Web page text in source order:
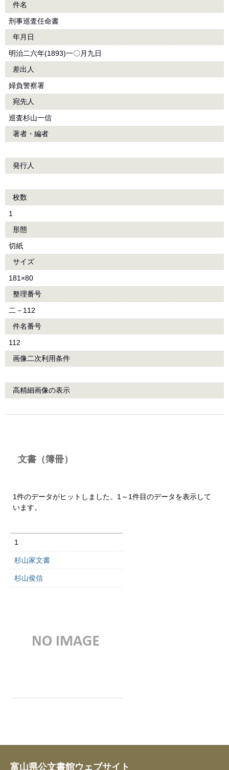
件名
刑事巡査任命書
年月日
明治二六年(1893)一〇月九日
差出人
婦負警察署
宛先人
巡査杉山一信
著者・編者
発行人
枚数
1
形態
切紙
サイズ
181×80
整理番号
二－112
件名番号
112
画像二次利用条件
高精細画像の表示
文書（簿冊）
1件のデータがヒットしました。1～1件目のデータを表示して
います。
1
杉山家文書
杉山俊信
富山県公文書館ウェブサイト